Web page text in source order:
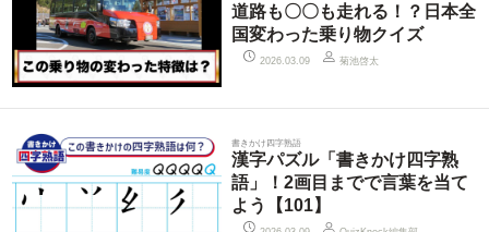
道路も〇〇も走れる！？日本全
国変わった乗り物クイズ
2026.03.09 菊池啓太
書きかけ四字熟語
漢字パズル「書きかけ四字熟
語」！2画目までで言葉を当て
よう【101】